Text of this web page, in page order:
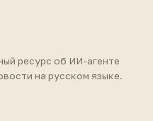
ресурс об ИИ-агенте
на русском языке.